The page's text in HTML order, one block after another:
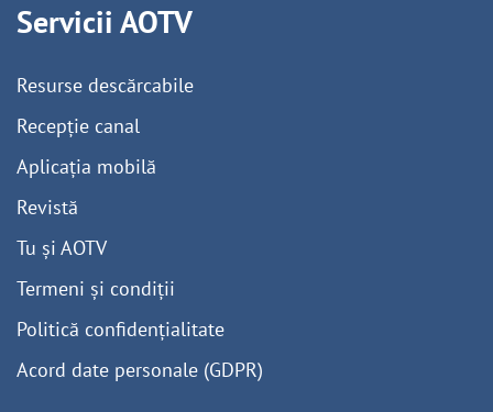
Servicii AOTV
Resurse descărcabile
Recepție canal
Aplicația mobilă
Revistă
Tu și AOTV
Termeni și condiții
Politică confidențialitate
Acord date personale (GDPR)